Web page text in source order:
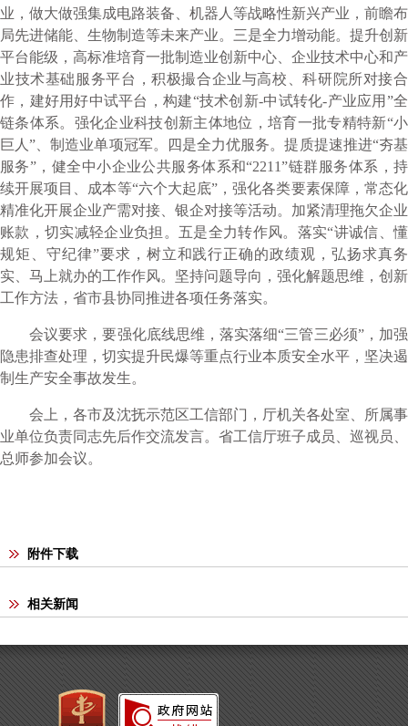
业，做大做强集成电路装备、机器人等战略性新兴产业，前瞻布
局先进储能、生物制造等未来产业。三是全力增动能。提升创新
平台能级，高标准培育一批制造业创新中心、企业技术中心和产
业技术基础服务平台，积极撮合企业与高校、科研院所对接合
作，建好用好中试平台，构建“技术创新-中试转化-产业应用”全
链条体系。强化企业科技创新主体地位，培育一批专精特新“小
巨人”、制造业单项冠军。四是全力优服务。提质提速推进“夯基
服务”，健全中小企业公共服务体系和“2211”链群服务体系，持
续开展项目、成本等“六个大起底”，强化各类要素保障，常态化
精准化开展企业产需对接、银企对接等活动。加紧清理拖欠企业
账款，切实减轻企业负担。五是全力转作风。落实“讲诚信、懂
规矩、守纪律”要求，树立和践行正确的政绩观，弘扬求真务
实、马上就办的工作作风。坚持问题导向，强化解题思维，创新
工作方法，省市县协同推进各项任务落实。
会议要求，要强化底线思维，落实落细“三管三必须”，加强
隐患排查处理，切实提升民爆等重点行业本质安全水平，坚决遏
制生产安全事故发生。
会上，各市及沈抚示范区工信部门，厅机关各处室、所属事
业单位负责同志先后作交流发言。省工信厅班子成员、巡视员、
总师参加会议。
附件下载
相关新闻